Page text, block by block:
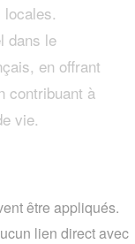
dans le
en offrant
contribuant à
vie.
être appliqués.
lien direct avec